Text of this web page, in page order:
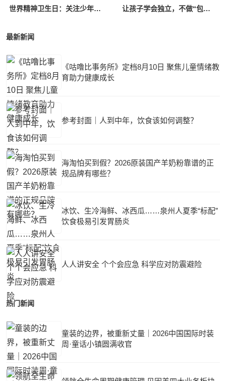
世界精神卫生日：关注少年儿童心理健康 让孩子学会独立，不做“包办”父母
最新新闻
《咕噜比事务所》定档8月10日 聚焦儿童情绪教
育助力健康成长
参考封面｜人到中年，饮食该如何调整？
海淘怕买到假？2026原装国产羊奶粉靠谱的正
规品牌有哪些？
冰饮、生冷海鲜、冰西瓜……泉州人夏季“标配”
饮食极易引发胃肠炎
人人讲安全 个个会应急 科学应对防震避险
热门新闻
童装的边界，被重新丈量｜2026中国国际时装
周·童话小镇圆满收官